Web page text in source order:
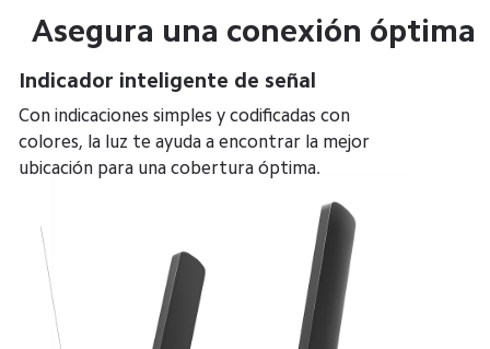
Asegura una conexión óptima
Indicador inteligente de señal
Con indicaciones simples y codificadas con
colores, la luz te ayuda a encontrar la mejor
ubicación para una cobertura óptima.